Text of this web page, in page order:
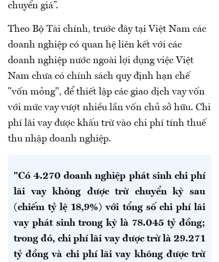
chuyển giá”.
Theo Bộ Tài chính, trước đây tại Việt Nam các
doanh nghiệp có quan hệ liên kết với các
doanh nghiệp nước ngoài lợi dụng việc Việt
Nam chưa có chính sách quy định hạn chế
"vốn mỏng", để thiết lập các giao dịch vay vốn
với mức vay vượt nhiều lần vốn chủ sở hữu. Chi
phí lãi vay được khấu trừ vào chi phí tính thuế
thu nhập doanh nghiệp.
"Có 4.270 doanh nghiệp phát sinh chi phí
lãi vay không được trừ chuyển kỳ sau
(chiếm tỷ lệ 18,9%) với tổng số chi phí lãi
vay phát sinh trong kỳ là 78.045 tỷ đồng;
trong đó, chi phí lãi vay được trừ là 29.271
tỷ đồng và chi phí lãi vay không được trừ